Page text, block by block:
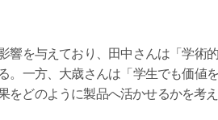
を与えており、田中さんは「学術
。一方、大歳さんは「学生でも価値
をどのように製品へ活かせるかを考